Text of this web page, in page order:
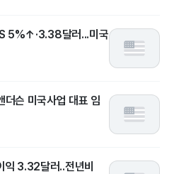
5%↑·3.38달러...미국
슨 미국사업 대표 임
익 3.32달러..전년비